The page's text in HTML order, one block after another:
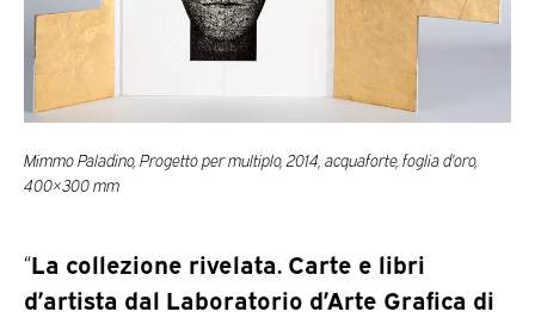
Mimmo Paladino, Progetto per multiplo, 2014, acquaforte, foglia d’oro,
400×300 mm
“La collezione rivelata. Carte e libri
d’artista dal Laboratorio d’Arte Grafica di